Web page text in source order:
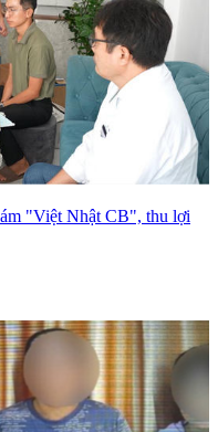
"Việt Nhật CB", thu lợi